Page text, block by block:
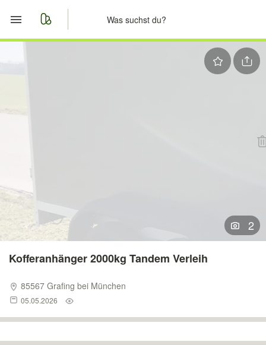
2
Kofferanhänger 2000kg Tandem Verleih
85567 Grafing bei München
05.05.2026